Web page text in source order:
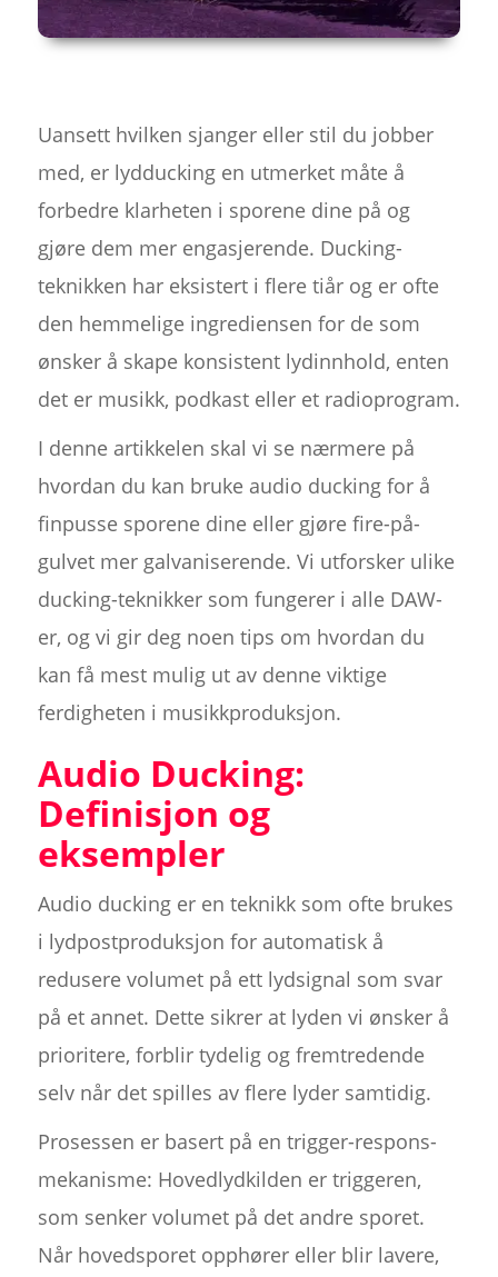
Uansett hvilken sjanger eller stil du jobber
med, er lydducking en utmerket måte å
forbedre klarheten i sporene dine på og
gjøre dem mer engasjerende. Ducking-
teknikken har eksistert i flere tiår og er ofte
den hemmelige ingrediensen for de som
ønsker å skape konsistent lydinnhold, enten
det er musikk, podkast eller et radioprogram.
I denne artikkelen skal vi se nærmere på
hvordan du kan bruke audio ducking for å
finpusse sporene dine eller gjøre fire-på-
gulvet mer galvaniserende. Vi utforsker ulike
ducking-teknikker som fungerer i alle DAW-
er, og vi gir deg noen tips om hvordan du
kan få mest mulig ut av denne viktige
ferdigheten i musikkproduksjon.
Audio Ducking:
Definisjon og
eksempler
Audio ducking er en teknikk som ofte brukes
i lydpostproduksjon for automatisk å
redusere volumet på ett lydsignal som svar
på et annet. Dette sikrer at lyden vi ønsker å
prioritere, forblir tydelig og fremtredende
selv når det spilles av flere lyder samtidig.
Prosessen er basert på en trigger-respons-
mekanisme: Hovedlydkilden er triggeren,
som senker volumet på det andre sporet.
Når hovedsporet opphører eller blir lavere,